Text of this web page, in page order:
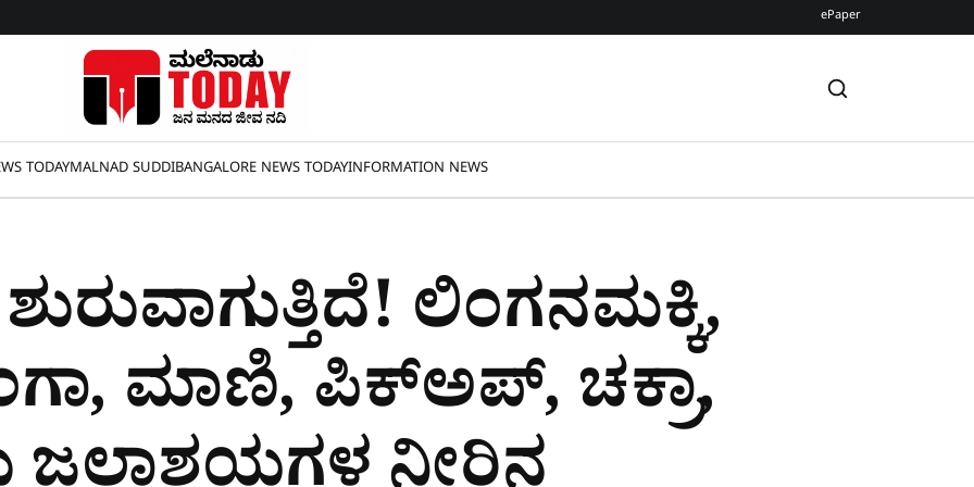
ePaper
TODAYMALNAD SUDDIBANGALORE NEWS TODAYINFORMATION NEWS
ಲಿಂಗನಮಕ್ಕಿ,
ಮಾಣಿ, ಪಿಕ್​ಅಪ್​, ಚಕ್ರಾ,